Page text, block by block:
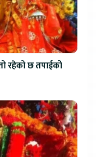
रहेको छ तपाईको